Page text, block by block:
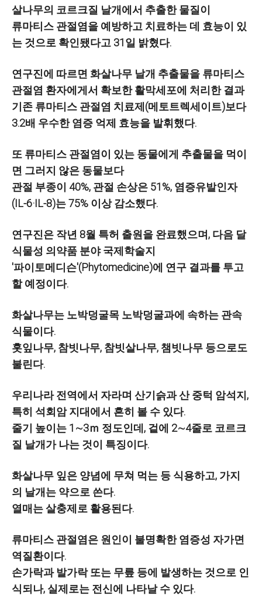
살나무의 코르크질 날개에서 추출한 물질이
류마티스 관절염을 예방하고 치료하는 데 효능이 있
는 것으로 확인됐다고 31일 밝혔다.
연구진에 따르면 화살나무 날개 추출물을 류마티스
관절염 환자에게서 확보한 활막세포에 처리한 결과
기존 류마티스 관절염 치료제(메토트렉세이트)보다
3.2배 우수한 염증 억제 효능을 발휘했다.
또 류마티스 관절염이 있는 동물에게 추출물을 먹이
면 그러지 않은 동물보다
관절 부종이 40%, 관절 손상은 51%, 염증유발인자
(IL-6·IL-8)는 75% 이상 감소했다.
연구진은 작년 8월 특허 출원을 완료했으며, 다음 달
식물성 의약품 분야 국제학술지
'파이토메디슨'(Phytomedicine)에 연구 결과를 투고
할 예정이다.
화살나무는 노박덩굴목 노박덩굴과에 속하는 관속
식물이다.
홋잎나무, 참빗나무, 참빗살나무, 챔빗나무 등으로도
불린다.
우리나라 전역에서 자라며 산기슭과 산 중턱 암석지,
특히 석회암 지대에서 흔히 볼 수 있다.
줄기 높이는 1∼3ｍ 정도인데, 겉에 2∼4줄로 코르크
질 날개가 나는 것이 특징이다.
화살나무 잎은 양념에 무쳐 먹는 등 식용하고, 가지
의 날개는 약으로 쓴다.
열매는 살충제로 활용된다.
류마티스 관절염은 원인이 불명확한 염증성 자가면
역질환이다.
손가락과 발가락 또는 무릎 등에 발생하는 것으로 인
식되나, 실제로는 전신에 나타날 수 있다.